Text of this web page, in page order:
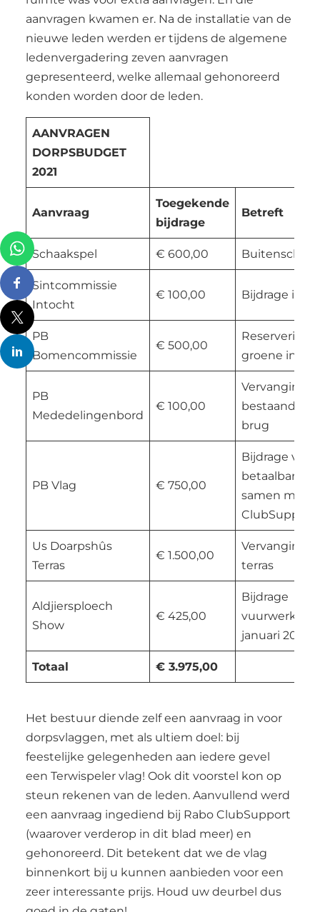
aanvragen kwamen er. Na de installatie van de
nieuwe leden werden er tijdens de algemene
ledenvergadering zeven aanvragen
gepresenteerd, welke allemaal gehonoreerd
konden worden door de leden.
AANVRAGEN
DORPSBUDGET
2021
Aanvraag
Toegekende
bijdrage
Betreft
Schaakspel € 600,00
Sintcommissie
Intocht
€ 100,00 Bijdrage
PB
Bomencommissie
€ 500,00
Reservering
groene
PB
Mededelingenbord
€ 100,00
Vervanging
bestaand
brug
PB Vlag € 750,00
Bijdrage voor
betaalbare
samen met
Us Doarpshûs
Terras
€ 1.500,00
Vervanging
terras
Aldjiersploech
Show
€ 425,00
Bijdrage
januari 2022
Totaal € 3.975,00
Het bestuur diende zelf een aanvraag in voor
dorpsvlaggen, met als ultiem doel: bij
feestelijke gelegenheden aan iedere gevel
een Terwispeler vlag! Ook dit voorstel kon op
steun rekenen van de leden. Aanvullend werd
een aanvraag ingediend bij Rabo ClubSupport
(waarover verderop in dit blad meer) en
gehonoreerd. Dit betekent dat we de vlag
binnenkort bij u kunnen aanbieden voor een
zeer interessante prijs. Houd uw deurbel dus